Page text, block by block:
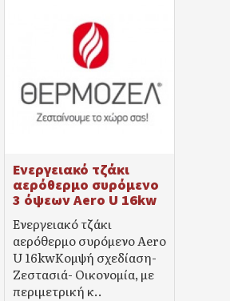
Ενεργειακό τζάκι
αερόθερμο συρόμενο
3 όψεων Aero U 16kw
Ενεργειακό τζάκι
αερόθερμο συρόμενο Aero
U 16kwΚομψή σχεδίαση-
Ζεστασιά- Οικονομία, με
περιμετρική κ..